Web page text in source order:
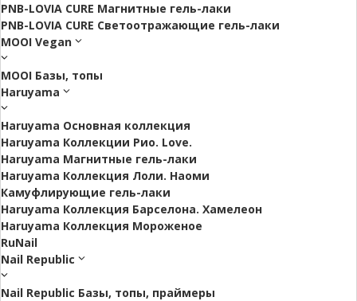
PNB-LOVIA CURE Магнитные гель-лаки
PNB-LOVIA CURE Cветоотражающие гель-лаки
MOOI Vegan
MOOI Базы, топы
Haruyama
Haruyama Основная коллекция
Haruyama Коллекции Рио. Love.
Haruyama Магнитные гель-лаки
Haruyama Коллекция Лоли. Наоми
Камуфлирующие гель-лаки
Haruyama Коллекция Барселона. Хамелеон
Haruyama Коллекция Мороженое
RuNail
Nail Republic
Nail Republic Базы, топы, праймеры